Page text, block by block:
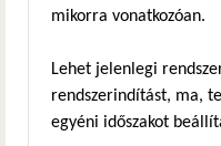
mikorra vonatkozóan.
Lehet jelenlegi
rendszerindítást, ma,
egyéni időszakot